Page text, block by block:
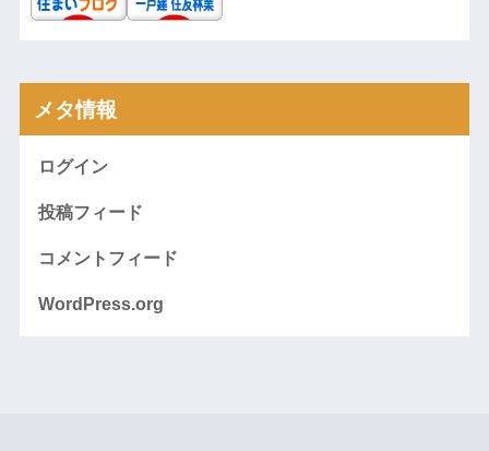
メタ情報
ログイン
投稿フィード
コメントフィード
WordPress.org